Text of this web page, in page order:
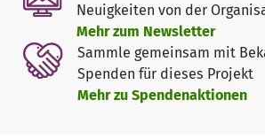
Neuigkeiten von der
Mehr zum Newsletter
Sammle gemeinsam mit
Spenden für dieses Projekt
Mehr zu Spendenaktionen